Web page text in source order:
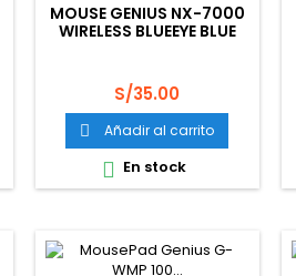
MOUSE GENIUS NX-7000
WIRELESS BLUEEYE BLUE
Precio
S/35.00
 Añadir al carrito
 En stock